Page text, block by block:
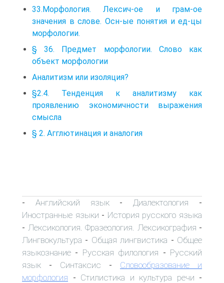
33.Морфология. Лексич-ое и грам-ое
значения в слове. Осн-ые понятия и ед-цы
морфологии.
§ 36. Предмет морфологии. Слово как
объект морфологии
Аналитизм или изоляция?
§2.4. Тенденция к аналитизму как
проявлению экономичности выражения
смысла
§ 2. Агглютинация и аналогия
- Английский язык- Диалектология -
Иностранные языки - История русского языка
- Лексикология. Фразеология. Лексикография -
Лингвокультура - Общая лингвистика - Общее
языкознание - Русская филология - Русский
язык - Синтаксис - Словообразование и
морфология - Стилистика и культура речи -